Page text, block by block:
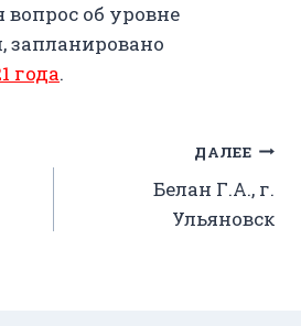
вопрос об уровне
запланировано
года.
ДАЛЕЕ
Белан Г.А., г.
Ульяновск